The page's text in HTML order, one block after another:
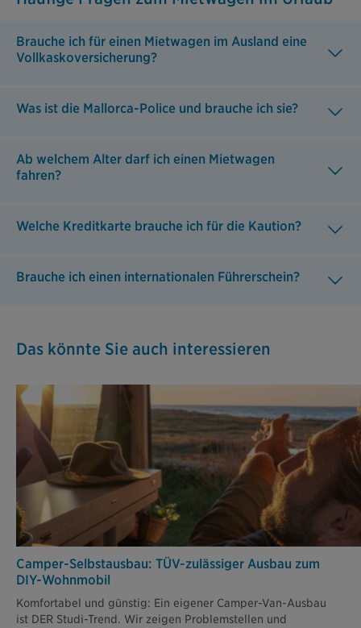
Brauche ich für einen Mietwagen im Ausland eine
Vollkaskoversicherung?
Was ist die Mallorca-Police und brauche ich sie?
Ab welchem Alter darf ich einen Mietwagen
fahren?
Welche Kreditkarte brauche ich für die Kaution?
Brauche ich einen internationalen Führerschein?
Das könnte Sie auch interessieren
Camper-Selbstausbau: TÜV-zulässiger Ausbau zum
DIY-Wohnmobil
Komfortabel und günstig: Ein eigener Camper-Van-Ausbau
ist DER Studi-Trend. Wir zeigen Problemstellen und